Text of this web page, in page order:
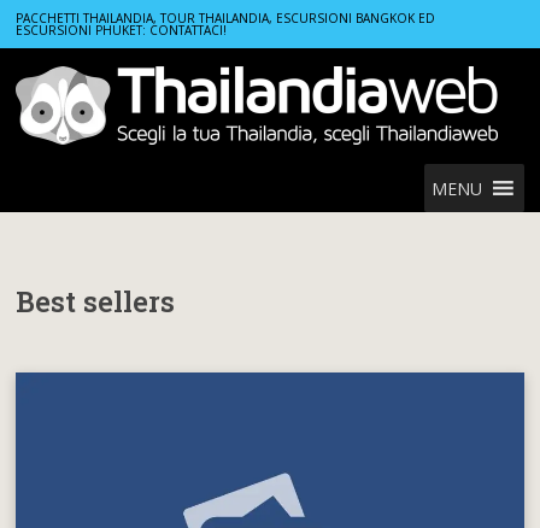
PACCHETTI THAILANDIA, TOUR THAILANDIA, ESCURSIONI BANGKOK ED
ESCURSIONI PHUKET: CONTATTACI!
MENU
Home Best sellers
Best sellers